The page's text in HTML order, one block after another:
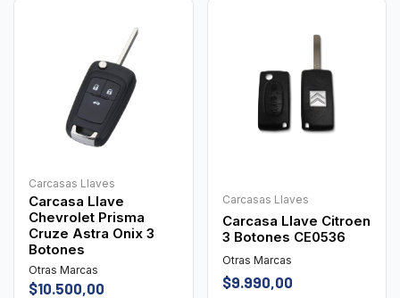
Carcasas Llaves
Carcasa Llave
Chevrolet Prisma
Cruze Astra Onix 3
Botones
Otras Marcas
$10.500,00
Carcasas Llaves
Carcasa Llave Citroen
3 Botones CE0536
Otras Marcas
$9.990,00